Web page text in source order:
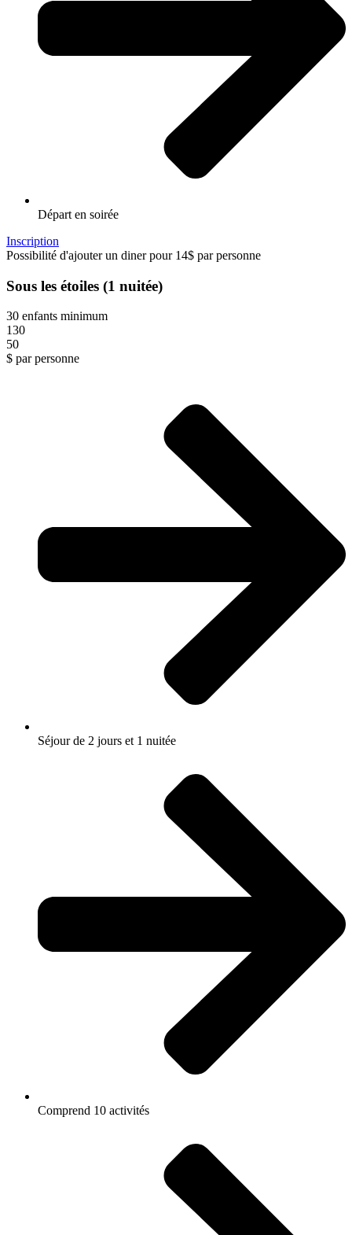
Départ en soirée
Inscription
Possibilité d'ajouter un diner pour 14$ par personne
Sous les étoiles (1 nuitée)
30 enfants minimum
130
50
$ par personne
Séjour de 2 jours et 1 nuitée
Comprend 10 activités